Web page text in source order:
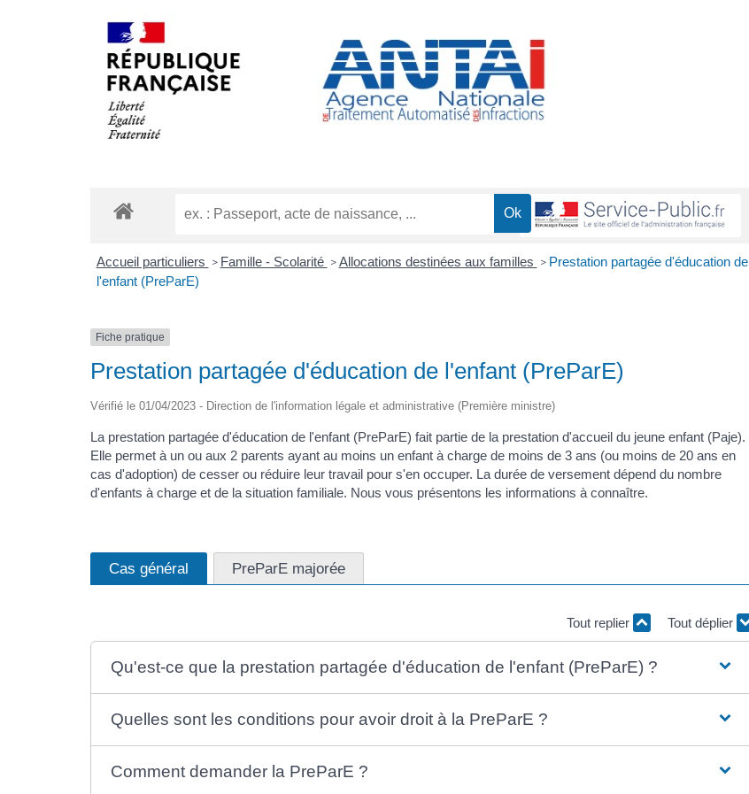
Accueil particuliers > Famille - Scolarité > Allocations destinées aux familles > Prestation partagée d'éducation de
l'enfant (PreParE)
Fiche pratique
Prestation partagée d'éducation de l'enfant (PreParE)
Vérifié le 01/04/2023 - Direction de l'information légale et administrative (Première ministre)
La prestation partagée d'éducation de l'enfant (PreParE) fait partie de la prestation d'accueil du jeune enfant (Paje).
Elle permet à un ou aux 2 parents ayant au moins un enfant à charge de moins de 3 ans (ou moins de 20 ans en
cas d'adoption) de cesser ou réduire leur travail pour s'en occuper. La durée de versement dépend du nombre
d'enfants à charge et de la situation familiale. Nous vous présentons les informations à connaître.
Cas général PreParE majorée
Tout replier Tout déplier
Qu'est-ce que la prestation partagée d'éducation de l'enfant (PreParE) ?
Quelles sont les conditions pour avoir droit à la PreParE ?
Comment demander la PreParE ?